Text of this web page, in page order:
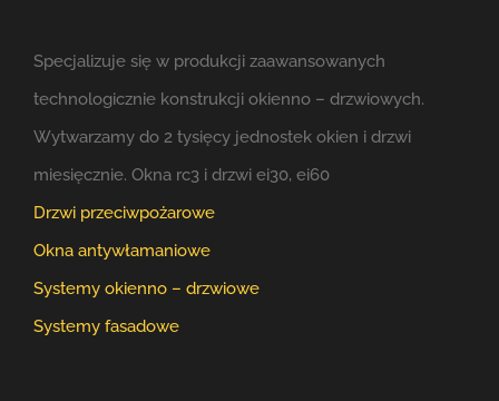
Specjalizuje się w produkcji zaawansowanych
technologicznie konstrukcji okienno – drzwiowych.
Wytwarzamy do 2 tysięcy jednostek okien i drzwi
miesięcznie. Okna rc3 i drzwi ei30, ei60
Drzwi przeciwpożarowe
Okna antywłamaniowe
Systemy okienno – drzwiowe
Systemy fasadowe